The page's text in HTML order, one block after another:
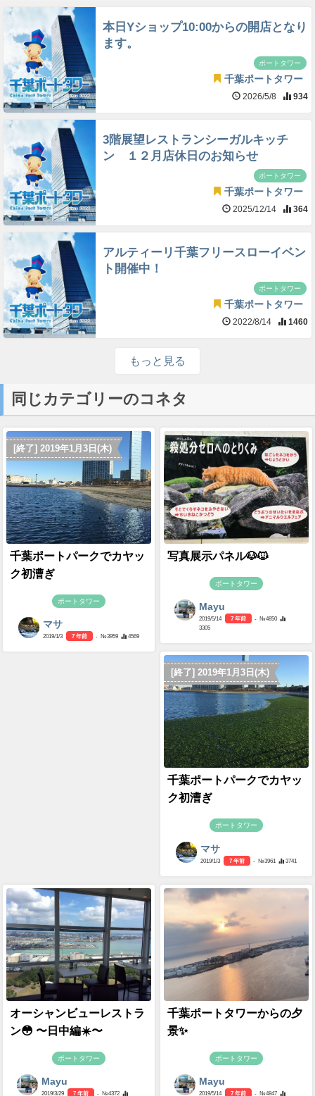
本日Yショップ10:00からの開店となり
ます。
ポートタワー
千葉ポートタワー
2026/5/8 934
3階展望レストランシーガルキッチ
ン １２月店休日のお知らせ
ポートタワー
千葉ポートタワー
2025/12/14 364
アルティーリ千葉フリースローイベン
ト開催中！
ポートタワー
千葉ポートタワー
2022/8/14 1460
もっと見る
同じカテゴリーのコネタ
[終了] 2019年1月3日(木)
千葉ポートパークでカヤッ
ク初漕ぎ
ポートタワー
マサ
2019/1/3 7 年前 - №3959 4569
写真展示パネル🐶🐱
ポートタワー
Mayu
2019/5/14 7 年前
- №4850
3305
[終了] 2019年1月3日(木)
千葉ポートパークでカヤッ
ク初漕ぎ
ポートタワー
マサ
2019/1/3 7 年前 - №3961 3741
オーシャンビューレストラ
ン😳 〜日中編☀️〜
ポートタワー
Mayu
2019/3/29 7 年前 - №4372
千葉ポートタワーからの夕
景✨
ポートタワー
Mayu
2019/5/14 7 年前 - №4847